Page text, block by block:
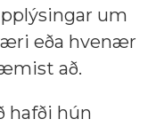
um
eða hvenær
að.
hafði hún